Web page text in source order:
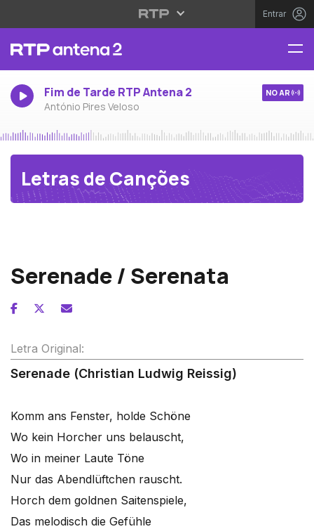
Entrar
Fim de Tarde RTP Antena 2
António Pires Veloso
NO AR
Letras de Canções
Serenade / Serenata
Letra Original:
Serenade (Christian Ludwig Reissig)
Komm ans Fenster, holde Schöne
Wo kein Horcher uns belauscht,
Wo in meiner Laute Töne
Nur das Abendlüftchen rauscht.
Horch dem goldnen Saitenspiele,
Das melodisch die Gefühle